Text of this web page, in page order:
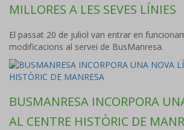
MILLORES A LES SEVES LÍNIES
El passat 20 de juliol van entrar en
modificacions al servei de BusManresa.
BUSMANRESA INCORPORA
AL CENTRE HISTÒRIC DE